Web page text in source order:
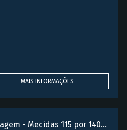
MAIS INFORMAÇÕES
Portão de garagem - Medidas 115 por 140 - Com fechadura e chave